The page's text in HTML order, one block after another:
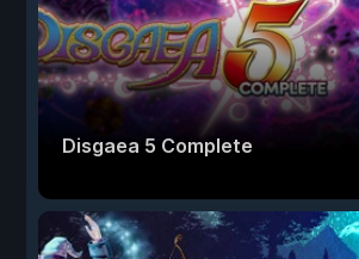
Disgaea 5 Complete